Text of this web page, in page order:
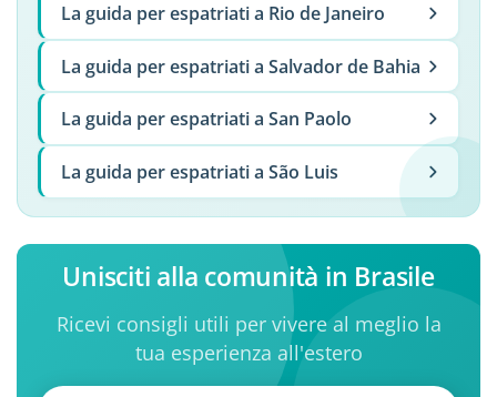
La guida per espatriati a Rio de Janeiro
La guida per espatriati a Salvador de Bahia
La guida per espatriati a San Paolo
La guida per espatriati a São Luis
Unisciti alla comunità in Brasile
Ricevi consigli utili per vivere al meglio la
tua esperienza all'estero